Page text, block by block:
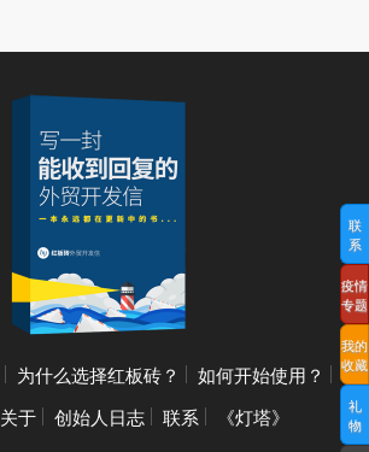
为什么选择红板砖？
如何开始使用？
关于 创始人日志 联系 《灯塔》
联
系
疫情
专题
我的
收藏
礼
物